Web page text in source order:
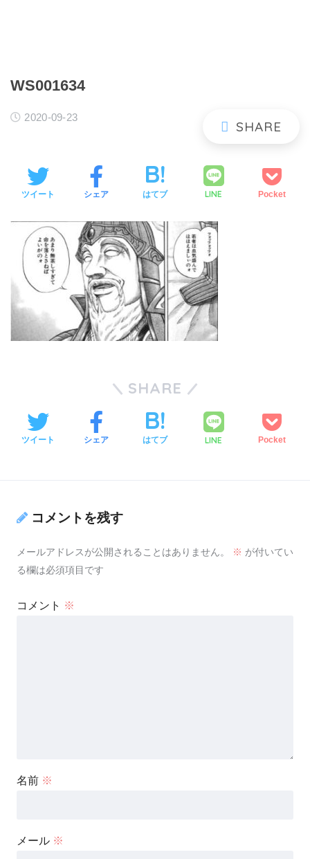
WS001634
2020-09-23
ツイート シェア はてブ LINE Pocket
SHARE
ツイート シェア はてブ LINE Pocket
コメントを残す
メールアドレスが公開されることはありません。 ※ が付いてい
る欄は必須項目です
コメント ※
名前 ※
メール ※